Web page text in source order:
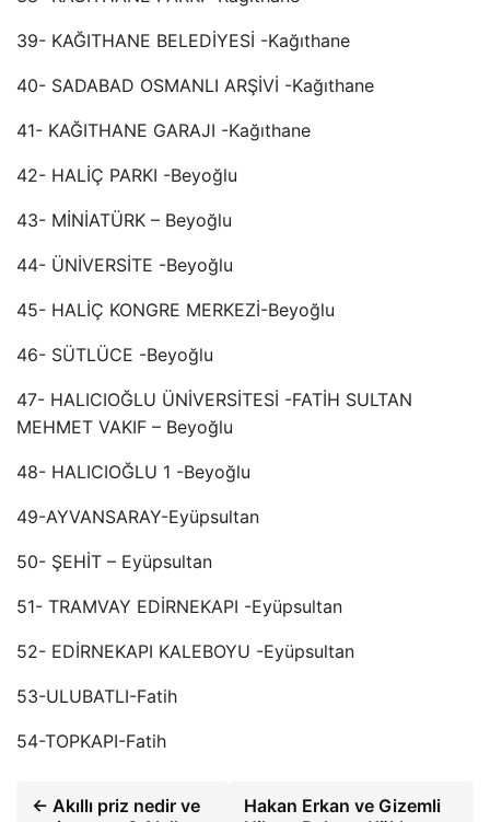
39- KAĞITHANE BELEDİYESİ -Kağıthane
40- SADABAD OSMANLI ARŞİVİ -Kağıthane
41- KAĞITHANE GARAJI -Kağıthane
42- HALİÇ PARKI -Beyoğlu
43- MİNİATÜRK – Beyoğlu
44- ÜNİVERSİTE -Beyoğlu
45- HALİÇ KONGRE MERKEZİ-Beyoğlu
46- SÜTLÜCE -Beyoğlu
47- HALICIOĞLU ÜNİVERSİTESİ -FATİH SULTAN
MEHMET VAKIF – Beyoğlu
48- HALICIOĞLU 1 -Beyoğlu
49-AYVANSARAY-Eyüpsultan
50- ŞEHİT – Eyüpsultan
51- TRAMVAY EDİRNEKAPI -Eyüpsultan
52- EDİRNEKAPI KALEBOYU -Eyüpsultan
53-ULUBATLI-Fatih
54-TOPKAPI-Fatih
← Akıllı priz nedir ve
Hakan Erkan ve Gizemli